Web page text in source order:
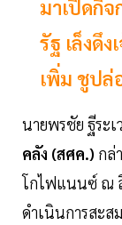
มาเปิดกิจ
รัฐ เล็งดึ
เพิ่ม ชูปล่
นายพรชัย ฐีระเ
คลัง (สศค.) กล่
โกไฟแนนซ์ ณ
ดำเนินการสะส